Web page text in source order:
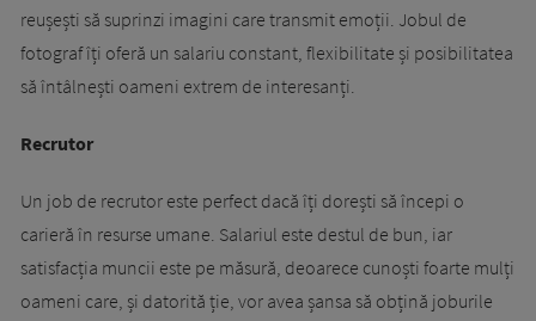
reușești să suprinzi imagini care transmit emoții. Jobul de
fotograf îți oferă un salariu constant, flexibilitate și posibilitatea
să întâlnești oameni extrem de interesanți.
Recrutor
Un job de recrutor este perfect dacă îți dorești să începi o
carieră în resurse umane. Salariul este destul de bun, iar
satisfacția muncii este pe măsură, deoarece cunoști foarte mulți
oameni care, și datorită ție, vor avea șansa să obțină joburile